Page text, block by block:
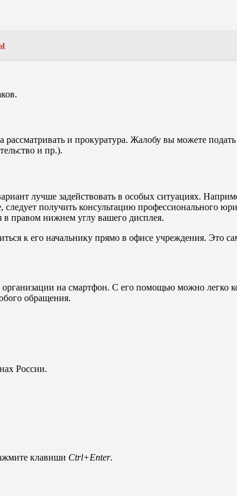
и прокуратура. Жалобу вы можете
и пр.).
лучше задействовать в особых ситуациях.
получить консультацию профессионального
в правом нижнем углу вашего дисплея.
к его начальнику прямо в офисе учреждения. Это
на смартфон. С его помощью можно легко
обращения.
России.
клавиши Ctrl+Enter.